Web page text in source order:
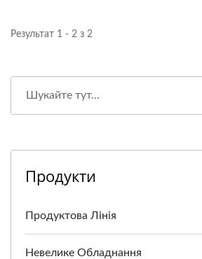
Результат 1 - 2 з 2
Продукти
Продуктова Лінія
Невелике Обладнання